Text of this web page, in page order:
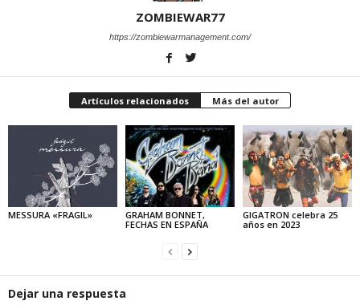
ZOMBIEWAR77
https://zombiewarmanagement.com/
Artículos relacionados Más del autor
MESSURA «FRAGIL»
GRAHAM BONNET,
FECHAS EN ESPAÑA
GIGATRON celebra 25
años en 2023
Dejar una respuesta